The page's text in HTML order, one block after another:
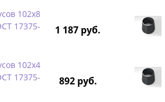
102х8
17375-
1 187 руб.
102х4
17375-
892 руб.